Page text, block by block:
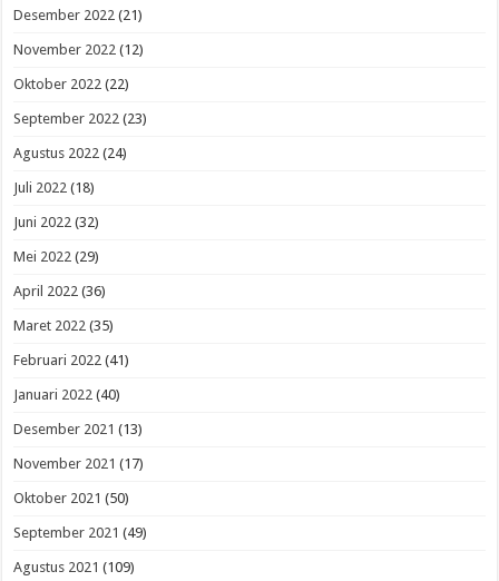
Desember 2022 (21)
November 2022 (12)
Oktober 2022 (22)
September 2022 (23)
Agustus 2022 (24)
Juli 2022 (18)
Juni 2022 (32)
Mei 2022 (29)
April 2022 (36)
Maret 2022 (35)
Februari 2022 (41)
Januari 2022 (40)
Desember 2021 (13)
November 2021 (17)
Oktober 2021 (50)
September 2021 (49)
Agustus 2021 (109)